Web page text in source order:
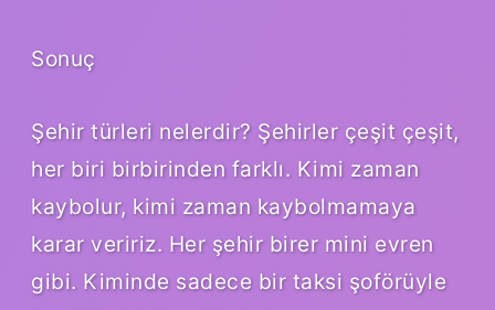
Sonuç
Şehir türleri nelerdir? Şehirler çeşit çeşit,
her biri birbirinden farklı. Kimi zaman
kaybolur, kimi zaman kaybolmamaya
karar veririz. Her şehir birer mini evren
gibi. Kiminde sadece bir taksi şoförüyle